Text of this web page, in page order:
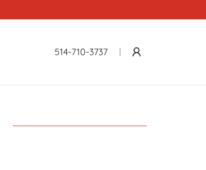
514-710-3737